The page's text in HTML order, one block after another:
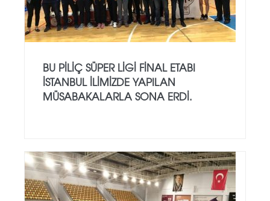
BU PİLİÇ SÜPER LİGİ FİNAL ETABI
İSTANBUL İLİMİZDE YAPILAN
MÜSABAKALARLA SONA ERDİ.